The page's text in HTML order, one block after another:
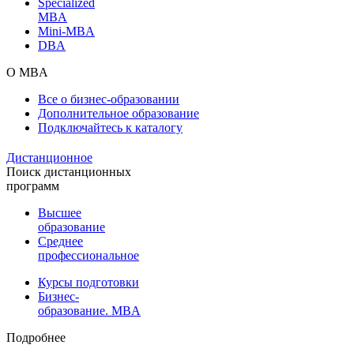
MBA
Mini-MBA
DBA
О MBA
Все о бизнес-образовании
Дополнительное образование
Подключайтесь к каталогу
Дистанционное
Поиск дистанционных
программ
Высшее
образование
Среднее
профессиональное
Курсы подготовки
Бизнес-
образование. MBA
Подробнее